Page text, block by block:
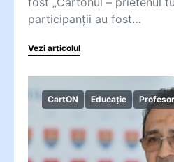
participanții au fost…
Vezi articolul
CartON Educație